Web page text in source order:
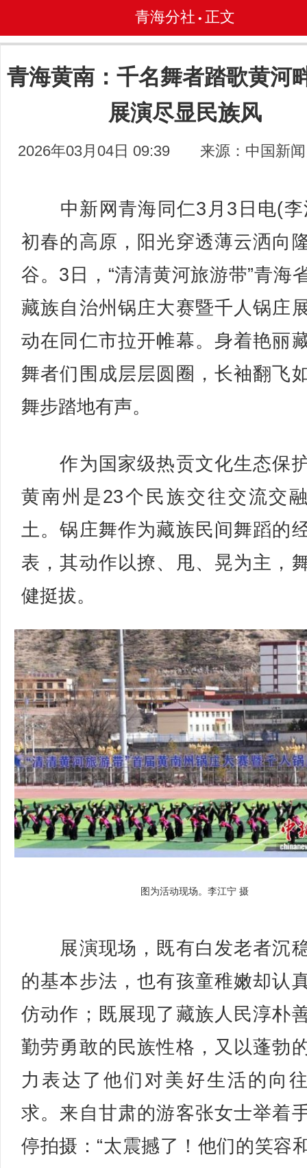
青海分社 • 正文
青海黄南：千名舞者踏歌黄河
展演尽显民族风
2026年03月04日 09:39 来源：中国新
中新网青海同仁3月3日电(李
初春的高原，阳光穿透薄云洒向
谷。3日，“清清黄河旅游带”青海
藏族自治州锅庄大赛暨千人锅庄
动在同仁市拉开帷幕。身着艳丽
舞者们围成层层圆圈，长袖翻飞
舞步踏地有声。
作为国家级热贡文化生态保
黄南州是23个民族交往交流交
土。锅庄舞作为藏族民间舞蹈的
表，其动作以撩、甩、晃为主，
健挺拔。
图为活动现场。李江宁 摄
展演现场，既有白发老者沉
的基本步法，也有孩童稚嫩却认
仿动作；既展现了藏族人民淳朴
勤劳勇敢的民族性格，又以蓬勃
力表达了他们对美好生活的向
求。来自甘肃的游客张女士举着
停拍摄：“太震撼了！他们的笑容